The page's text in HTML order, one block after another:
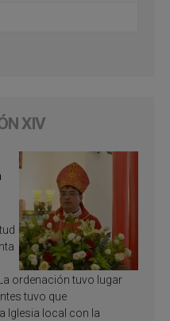
XIV
ordenación tuvo lugar
tuvo que
Iglesia local con la